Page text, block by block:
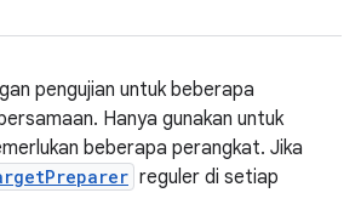
pengujian untuk beberapa
Hanya gunakan untuk
beberapa perangkat. Jika
reguler di setiap